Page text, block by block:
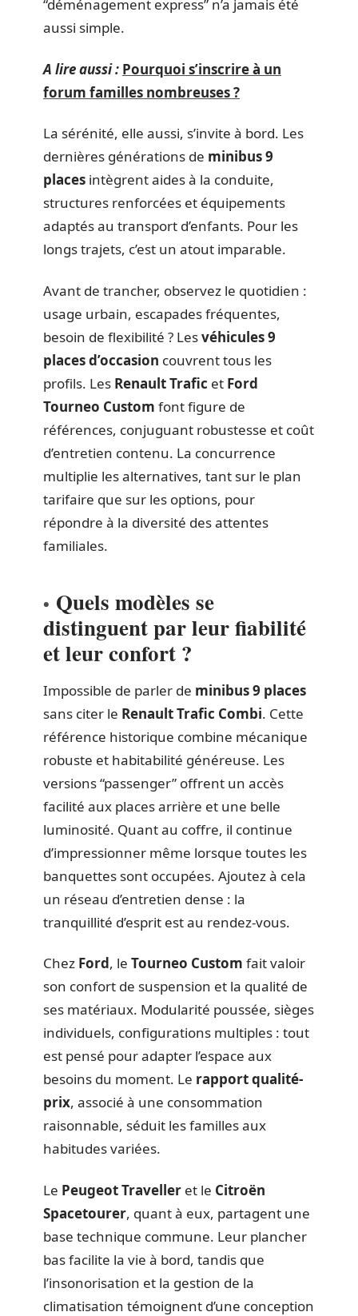
“déménagement express” n’a jamais été
aussi simple.
A lire aussi : Pourquoi s’inscrire à un
forum familles nombreuses ?
La sérénité, elle aussi, s’invite à bord. Les
dernières générations de minibus 9
places intègrent aides à la conduite,
structures renforcées et équipements
adaptés au transport d’enfants. Pour les
longs trajets, c’est un atout imparable.
Avant de trancher, observez le quotidien :
usage urbain, escapades fréquentes,
besoin de flexibilité ? Lesvéhicules 9
places d’occasion couvrent tous les
profils. Les Renault Trafic et Ford
Tourneo Custom font figure de
références, conjuguant robustesse et coût
d’entretien contenu. La concurrence
multiplie les alternatives, tant sur le plan
tarifaire que sur les options, pour
répondre à la diversité des attentes
familiales.
Quels modèles se
distinguent par leur fiabilité
et leur confort ?
Impossible de parler de minibus 9 places
sans citer le Renault Trafic Combi. Cette
référence historique combine mécanique
robuste et habitabilité généreuse. Les
versions “passenger” offrent un accès
facilité aux places arrière et une belle
luminosité. Quant au coffre, il continue
d’impressionner même lorsque toutes les
banquettes sont occupées. Ajoutez à cela
un réseau d’entretien dense : la
tranquillité d’esprit est au rendez-vous.
Chez Ford, le Tourneo Custom fait valoir
son confort de suspension et la qualité de
ses matériaux. Modularité poussée, sièges
individuels, configurations multiples : tout
est pensé pour adapter l’espace aux
besoins du moment. Le rapport qualité-
prix, associé à une consommation
raisonnable, séduit les familles aux
habitudes variées.
Le Peugeot Traveller et le Citroën
Spacetourer, quant à eux, partagent une
base technique commune. Leur plancher
bas facilite la vie à bord, tandis que
l’insonorisation et la gestion de la
climatisation témoignent d’une conception